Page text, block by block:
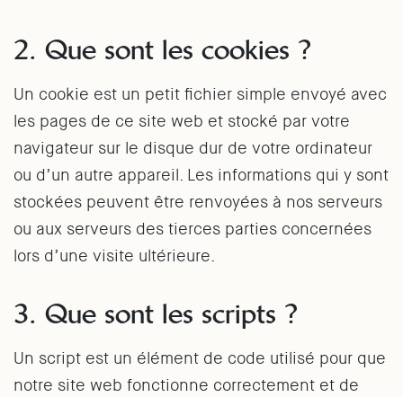
2. Que sont les cookies ?
Un cookie est un petit fichier simple envoyé avec
les pages de ce site web et stocké par votre
navigateur sur le disque dur de votre ordinateur
ou d’un autre appareil. Les informations qui y sont
stockées peuvent être renvoyées à nos serveurs
ou aux serveurs des tierces parties concernées
lors d’une visite ultérieure.
3. Que sont les scripts ?
Un script est un élément de code utilisé pour que
notre site web fonctionne correctement et de